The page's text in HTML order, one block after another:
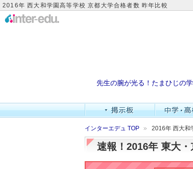
2016年 西大和学園高等学校 京都大学合格者数 昨年比較
先生の腕が光る！たまひじの
インターエデュ TOP 2016年 西大和
速報！2016年 東大